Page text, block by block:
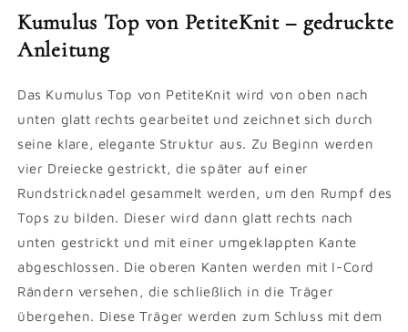
Kumulus Top von PetiteKnit – gedruckte
Anleitung
Das Kumulus Top von PetiteKnit wird von oben nach
unten glatt rechts gearbeitet und zeichnet sich durch
seine klare, elegante Struktur aus. Zu Beginn werden
vier Dreiecke gestrickt, die später auf einer
Rundstricknadel gesammelt werden, um den Rumpf des
Tops zu bilden. Dieser wird dann glatt rechts nach
unten gestrickt und mit einer umgeklappten Kante
abgeschlossen. Die oberen Kanten werden mit I-Cord
Rändern versehen, die schließlich in die Träger
übergehen. Diese Träger werden zum Schluss mit dem